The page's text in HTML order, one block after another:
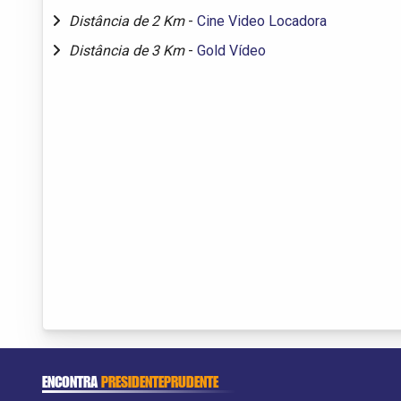
Distância de 2 Km - Cine Video Locadora
Distância de 3 Km - Gold Vídeo
ENCONTRAPRESIDENTEPRUDENTE